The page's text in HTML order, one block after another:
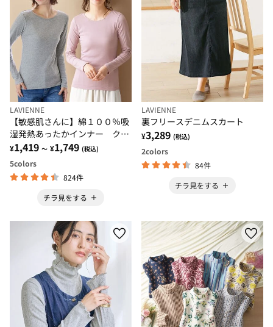
LAVIENNE
【敏感肌さんに】綿１００％吸
湿発熱あったかインナー クル
ーネックインナー長袖
¥1,419 ～ ¥1,749 (税込)
5colors
824件
チラ見をする
LAVIENNE
裏フリースデニムスカート
¥3,289 (税込)
2colors
84件
チラ見をする